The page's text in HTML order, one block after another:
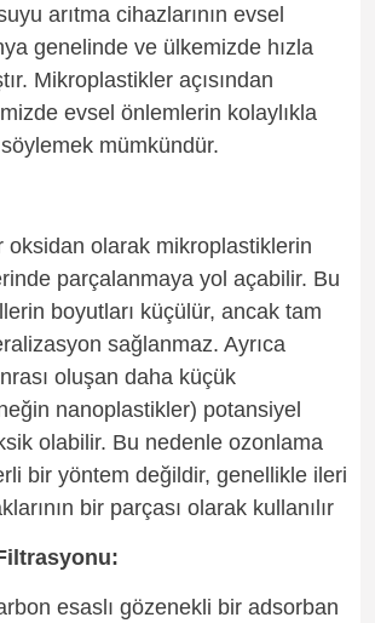
arıtma cihazlarının evsel
genelinde ve ülkemizde hızla
Mikroplastikler açısından
evsel önlemlerin kolaylıkla
mümkündür.
oksidan olarak mikroplastiklerin
parçalanmaya yol açabilir. Bu
boyutları küçülür, ancak tam
sağlanmaz. Ayrıca
oluşan daha küçük
nanoplastikler) potansiyel
olabilir. Bu nedenle ozonlama
bir yöntem değildir, genellikle ileri
bir parçası olarak kullanılır
esaslı gözenekli bir adsorban